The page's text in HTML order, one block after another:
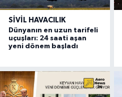
SIVIL HAVACILIK
Dünyanın en uzun tarifeli
uçuşları: 24 saati aşan
yeni dönem başladı